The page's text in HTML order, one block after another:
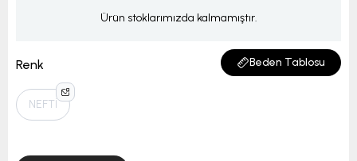
Ürün stoklarımızda kalmamıştır.
Renk Beden Tablosu
NEFTİ